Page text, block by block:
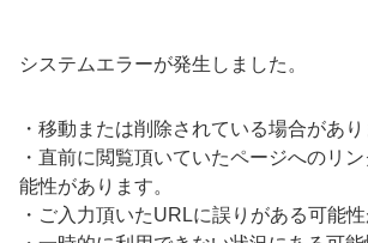
システムエラーが発生しました。
・ 移動または削除されている場合があり
・ 直前に閲覧頂いていたページへのリ
能性があります。
・ ご入力頂いたURLに誤りがある可能性